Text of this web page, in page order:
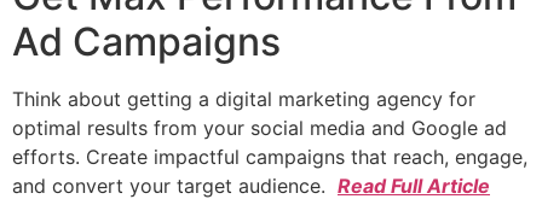
Ad Campaigns
Think about getting a digital marketing agency for
optimal results from your social media and Google ad
efforts. Create impactful campaigns that reach, engage,
and convert your target audience. Read Full Article